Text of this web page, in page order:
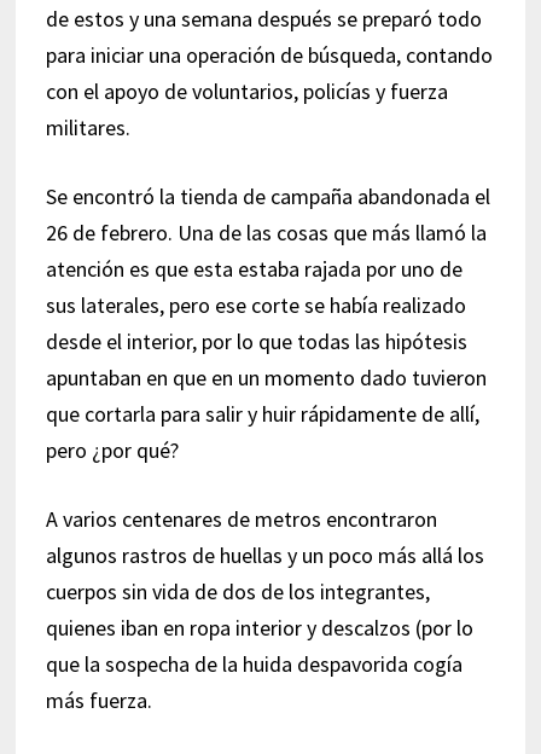
de estos y una semana después se preparó todo
para iniciar una operación de búsqueda, contando
con el apoyo de voluntarios, policías y fuerza
militares.
Se encontró la tienda de campaña abandonada el
26 de febrero. Una de las cosas que más llamó la
atención es que esta estaba rajada por uno de
sus laterales, pero ese corte se había realizado
desde el interior, por lo que todas las hipótesis
apuntaban en que en un momento dado tuvieron
que cortarla para salir y huir rápidamente de allí,
pero ¿por qué?
A varios centenares de metros encontraron
algunos rastros de huellas y un poco más allá los
cuerpos sin vida de dos de los integrantes,
quienes iban en ropa interior y descalzos (por lo
que la sospecha de la huida despavorida cogía
más fuerza.